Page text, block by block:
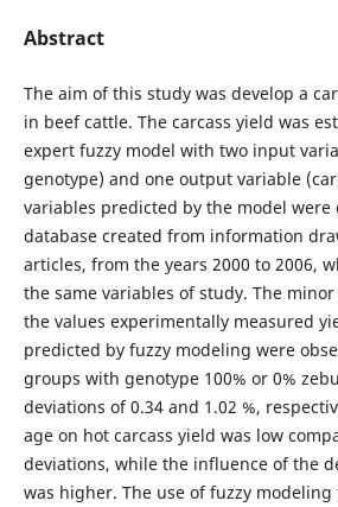
Abstract
The aim of this study was develop a
in beef cattle. The carcass yield was
expert fuzzy model with two input
genotype) and one output variable
variables predicted by the model were
database created from information
articles, from the years 2000 to 2006,
the same variables of study. The
the values experimentally measured
predicted by fuzzy modeling were
groups with genotype 100% or 0%
deviations of 0.34 and 1.02 %,
age on hot carcass yield was low
deviations, while the influence of the
was higher. The use of fuzzy